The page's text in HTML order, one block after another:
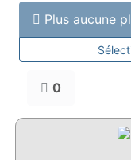
Plus aucune
0